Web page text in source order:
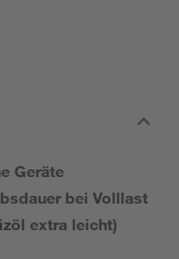
Geräte
bei Volllast
extra leicht)